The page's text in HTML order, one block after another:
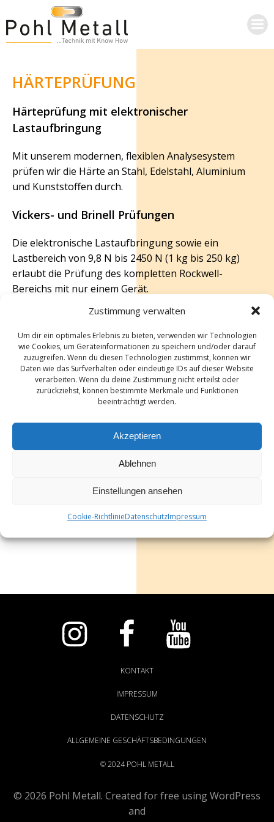
Zustimmung verwalten
Um dir ein optimales Erlebnis zu bieten, verwenden wir Technologien
wie Cookies, um Geräteinformationen zu speichern und/oder darauf
zuzugreifen. Wenn du diesen Technologien zustimmst, können wir
Daten wie das Surfverhalten oder eindeutige IDs auf dieser Website
verarbeiten. Wenn du deine Zustimmung nicht erteilst oder
zurückziehst, können bestimmte Merkmale und Funktionen
beeinträchtigt werden.
Akzeptieren
Ablehnen
Einstellungen ansehen
Cookie-RichtlinieDatenschutzImpressum
HÄRTEPRÜFUNG
Härteprüfung mit elektronischer
Lastaufbringung
Mit unserem modernen, flexiblen Analysesystem
prüfen wir die Härte an Stahl, Edelstahl, Aluminium
und Kunststoffen durch.
Vickers- und Brinell Prüfungen
Die elektronische Lastaufbringung sowie ein
Lastbereich von 9,8 N bis 2450 N (1 kg bis 250 kg)
erlaubt die Prüfung des kompletten Rockwell-
Bereichs mit nur einem Gerät.
Außerdem können Kunststoffprüfungen,
Kohlenstoffprüfungen sowie Vickers- und Brinell
Prüfungen in der Tiefe vorgenommen werden.
KONTAKT
IMPRESSUM
DATENSCHUTZ
ALLGEMEINE GESCHÄFTSBEDINGUNGEN
© 2024 POHL METALL
© 2026 Pohl Metall. Created for free using WordPress
and